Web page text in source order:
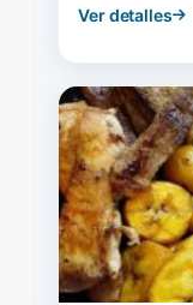
Ver detalles